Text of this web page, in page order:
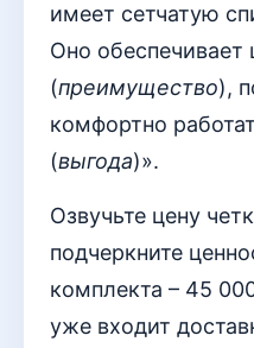
имеет сетчатую
Оно обеспечивает
(преимущество),
комфортно
(выгода)».
Озвучьте цену
подчеркните
комплекта – 45
уже входит